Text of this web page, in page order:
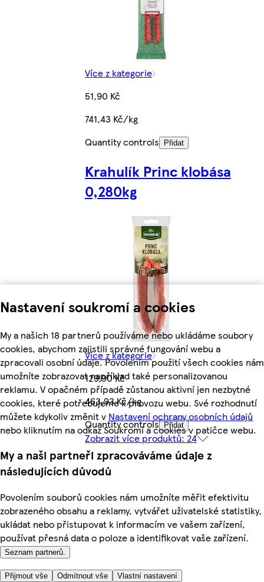
Nastavení soukromí a cookies
My a našich 18 partnerů používáme nebo ukládáme soubory
cookies, abychom zajistili správné fungování webu a
zpracovali osobní údaje. Povolením použití všech cookies nám
umožníte zobrazovat například také personalizovanou
reklamu. V opačném případě zůstanou aktivní jen nezbytné
cookies, které potřebujeme k provozu webu. Své rozhodnutí
můžete kdykoliv změnit v Nastavení ochrany osobních údajů
nebo kliknutím na odkaz Soukromí a cookies v patičce webu.
My a naši partneři zpracováváme údaje z
následujících důvodů
Povolením souborů cookies nám umožníte měřit efektivitu
zobrazeného obsahu a reklamy, vytvářet uživatelské statistiky,
ukládat nebo přistupovat k informacím ve vašem zařízení,
používat přesná data o poloze a identifikovat vaše zařízení.
Seznam partnerů.
Přijmout vše Odmítnout vše Vlastní nastavení
Více z kategorie
51,90 Kč
741,43 Kč/kg
Quantity controls
Přidat
Krahulík Princ klobása
0,280kg
Více z kategorie
129,90 Kč
463,93 Kč/kg
Quantity controls
Přidat
Zobrazit více produktů: 24